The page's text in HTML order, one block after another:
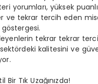
yorumları, yüksek puanlı
ve tekrar tercih eden
tekrar tekrar
kalitesini ve
Tık Uzağınızda!